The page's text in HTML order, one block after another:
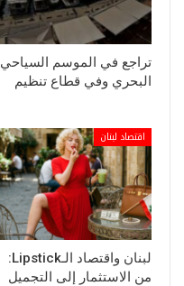
تراجع في الموسم السياحي
البحري وفي قطاع تنظيم
اقتصاد لبنان
لبنان واقتصاد الـLipstick:
من الاستثمار إلى التجميل